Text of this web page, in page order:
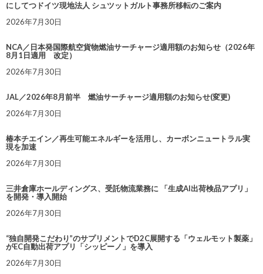
にしてつドイツ現地法人 シュツットガルト事務所移転のご案内
2026年7月30日
NCA／日本発国際航空貨物燃油サーチャージ適用額のお知らせ（2026年
8月1日適用 改定）
2026年7月30日
JAL／2026年8月前半 燃油サーチャージ適用額のお知らせ(変更)
2026年7月30日
椿本チエイン／再生可能エネルギーを活用し、カーボンニュートラル実
現を加速
2026年7月30日
三井倉庫ホールディングス、受託物流業務に 「生成AI出荷検品アプリ」
を開発・導入開始
2026年7月30日
“独自開発こだわり”のサプリメントでD2C展開する「ウェルモット製薬」
がEC自動出荷アプリ「シッピーノ」を導入
2026年7月30日